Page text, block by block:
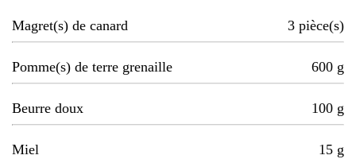
Magret(s) de canard 3 pièce(s)
Pomme(s) de terre grenaille 600 g
Beurre doux 100 g
Miel 15 g